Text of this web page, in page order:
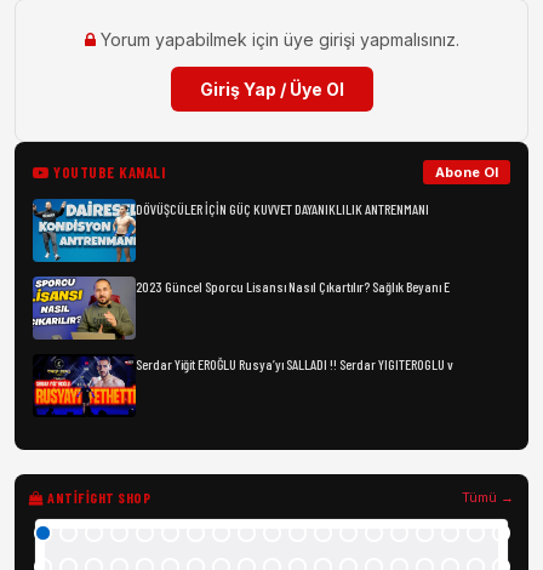
Yorum yapabilmek için üye girişi yapmalısınız.
Giriş Yap / Üye Ol
YOUTUBE KANALI Abone Ol
DÖVÜŞCÜLER İÇİN GÜÇ KUVVET DAYANIKLILIK ANTRENMANI
2023 Güncel Sporcu Lisansı Nasıl Çıkartılır? Sağlık Beyanı E
Serdar Yiğit EROĞLU Rusya’yı SALLADI !! Serdar YIGITEROGLU v
ANTIFIGHT SHOP Tümü →